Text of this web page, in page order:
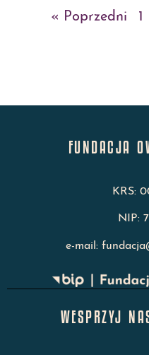
« Poprzedni 1
FUNDACJA
KRS:
NIP:
e-mail:
WESPRZYJ